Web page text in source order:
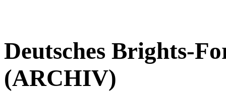
Deutsches Brights-
(ARCHIV)